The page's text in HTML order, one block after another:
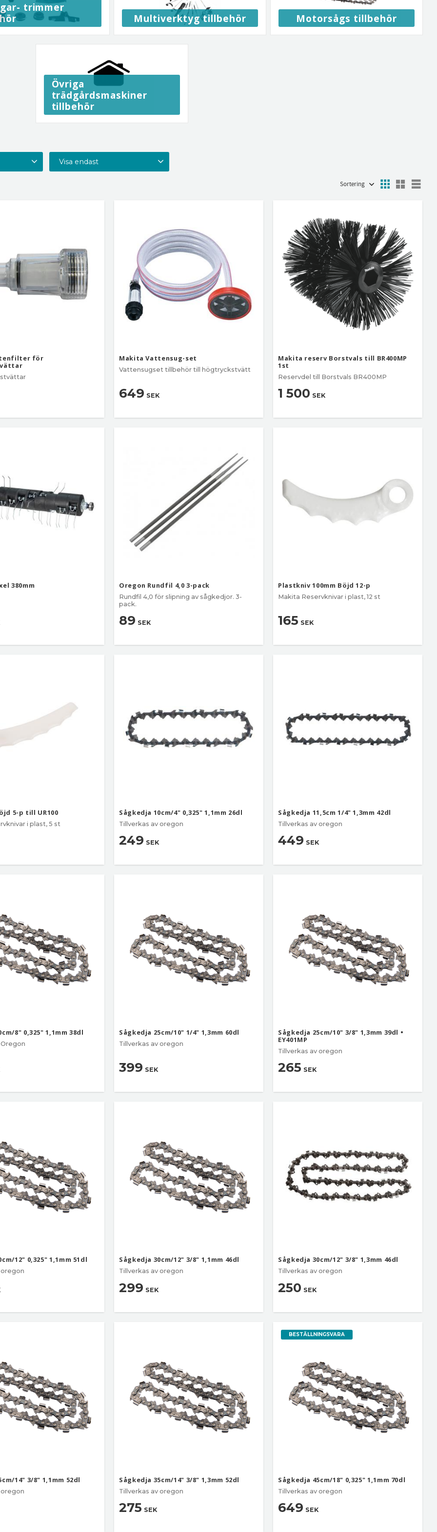
trimmer
Multiverktyg tillbehör Motorsågs tillbehör
Övriga
trädgårdsmaskiner
tillbehör
Visa endast
för
Makita Vattensug-set
Vattensugset tillbehör till högtryckstvätt
649 SEK
Makita reserv Borstvals till BR400MP
1st
Reservdel till Borstvals BR400MP
1 500 SEK
380mm Oregon Rundfil 4,0 3-pack
Rundfil 4,0 för slipning av sågkedjor. 3-
pack.
89 SEK
Plastkniv 100mm Böjd 12-p
Makita Reservknivar i plast, 12 st
165 SEK
5-p till UR100
i plast, 5 st
Sågkedja 10cm/4" 0,325" 1,1mm 26dl
Tillverkas av oregon
249 SEK
Sågkedja 11,5cm 1/4" 1,3mm 42dl
Tillverkas av oregon
449 SEK
8" 0,325" 1,1mm 38dl Sågkedja 25cm/10" 1/4" 1,3mm 60dl
Tillverkas av oregon
399 SEK
Sågkedja 25cm/10" 3/8" 1,3mm 39dl •
EY401MP
Tillverkas av oregon
265 SEK
12" 0,325" 1,1mm 51dl
oregon
Sågkedja 30cm/12" 3/8" 1,1mm 46dl
Tillverkas av oregon
299 SEK
Sågkedja 30cm/12" 3/8" 1,3mm 46dl
Tillverkas av oregon
250 SEK
14" 3/8" 1,1mm 52dl
oregon
Sågkedja 35cm/14" 3/8" 1,3mm 52dl
Tillverkas av oregon
275 SEK
Sågkedja 45cm/18" 0,325" 1,1mm 70dl
Tillverkas av oregon
649 SEK
BESTÄLLNINGSVARA